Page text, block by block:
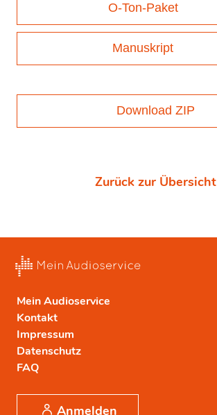
O-Ton-Paket
Manuskript
Download ZIP
Zurück zur Übersicht
Mein Audioservice
Kontakt
Impressum
Datenschutz
FAQ
Anmelden